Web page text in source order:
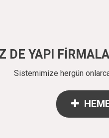
DE YAPI
Sistemimize hergün